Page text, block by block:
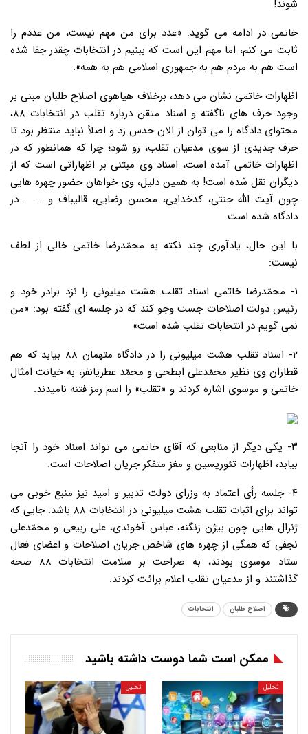
شوند!
خاتمی در ادامه می گوید: «عدد برای من مهم نیست، من عددم را
ثابت می کنم، اما مهم این است که ببنیم در انتخابات چقدر جفا شده
است هم به مردم هم به جمهوری اسلامی هم به همه».
اظهارات خاتمی نشان می دهد، برخلاف هیاهوی اصلاح طلبان مبنی بر
وجود حرف های ناگفته و اسناد متقن درباره تقلب در انتخابات ۸۸،
محتوای دادگاه را می توان از الان حدس زد و اصلاً نباید منتظر بود تا
حرف جدیدی از سوی مدعیان تقلب، رو شود؛ چرا که همانطور که در
اظهارات خاتمی آمده است، اسناد وی مبتنی بر اظهاراتی است که از
دیگران نقل شده است! به همین دلیل، وی خواهان حضور چهره هایی
چون آیت الله جنتی، کدخدایی، محسن رضایی، قالیباف و . . . در
دادگاه شده است.
با این حال، یادآوری چند نکته به محمّدرضا خاتمی خالی از لطف
نیست:
۱- محمّدرضا خاتمی اسناد تقلب هشت میلیونی را نزد برادر خود و
رئیس دولت اصلاحات جست وجو کند که در جلسه ای گفته بود: «من
نمی گویم در انتخابات تقلب شده است»
۲- اسناد تقلب هشت میلیونی را در دادگاه متهمان ۸۸ بیابد که هم
قطاران وی نظیر محمّدعلی ابطحی و محمّد عطریانفر، به خیانت امثال
خاتمی و موسوی اشاره کردند و «تقلب» را اسم رمز فتنه نامیدند.
۳- یکی دیگر از منابعی که آقای خاتمی می تواند اسناد خود را آنجا
بیابد، اظهارات تئوریسین و مغز متفکر جریان اصلاحات است.
۴- جلسه رأی اعتماد به وزرای دولت تدبیر و امید نیز منبع خوبی می
تواند برای اثبات تقلب هشت میلیونی در انتخابات ۸۸ باشد. جایی که
ژنرال هایی چون بیژن زنگنه، عباس آخوندی، علی ربیعی و محمّدعلی
نجفی که همگی از چهره های شاخص جریان اصلاحات و اعضای فعال
ستاد موسوی بودند، به صراحت بر سلامت انتخابات ۸۸ صحه
گذاشتند و از مدعیان تقلب اعلام برائت کردند.
اصلاح طلبان انتخابات
ممکن است شما دوست داشته باشید
تحلیل تحلیل